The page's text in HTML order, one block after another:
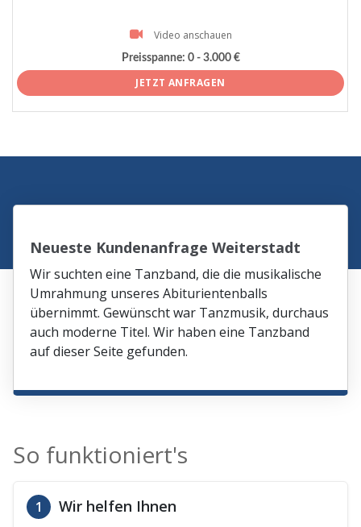
Video anschauen
Preisspanne: 0 - 3.000 €
JETZT ANFRAGEN
Neueste Kundenanfrage Weiterstadt
Wir suchten eine Tanzband, die die musikalische
Umrahmung unseres Abiturientenballs
übernimmt. Gewünscht war Tanzmusik, durchaus
auch moderne Titel. Wir haben eine Tanzband
auf dieser Seite gefunden.
So funktioniert's
1 Wir helfen Ihnen